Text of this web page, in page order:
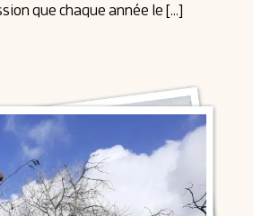
que chaque année le […]